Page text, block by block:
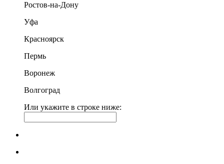
Ростов-на-Дону
Уфа
Красноярск
Пермь
Воронеж
Волгоград
Или укажите в строке ниже: